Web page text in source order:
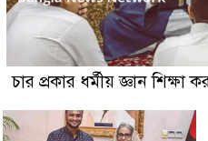
চার প্রকার ধর্মীয় জ্ঞান